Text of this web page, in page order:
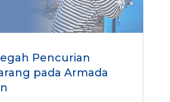
Pencurian
pada Armada